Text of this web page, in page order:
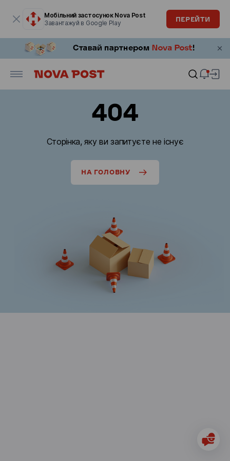
Мобільний застосунок Nova Post
Завантажуй в Google Play
ПЕРЕЙТИ
404
Сторінка, яку ви запитуєте не існує
НА ГОЛОВНУ